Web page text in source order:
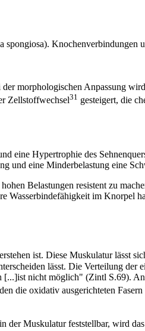
Knochenverbindungen
morphologischen Anpassung
Zellstoffwechsel31 gesteigert, die
eine Hypertrophie des
eine Minderbelastung eine
Belastungen resistent zu
im Knorpel
ist. Diese Muskulatur lässt
lässt. Die Verteilung
nicht möglich" (Zintl S.69).
die oxidativ ausgerichteten
der Muskulatur feststellbar, wird